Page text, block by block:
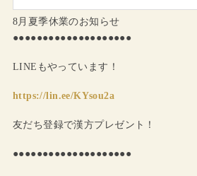
8月夏季休業のお知らせ
●●●●●●●●●●●●●●●●●●●●
LINEもやっています！
https://lin.ee/KYsou2a
友だち登録で漢方プレゼント！
●●●●●●●●●●●●●●●●●●●●